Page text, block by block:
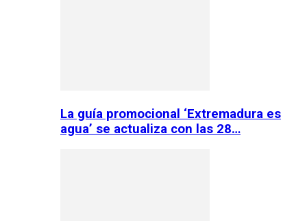
La guía promocional ‘Extremadura es
agua’ se actualiza con las 28…